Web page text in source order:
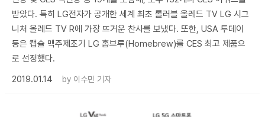
받았다. 특히 LG전자가 공개한 세계 최초 롤러블 올레드 TV LG 시그
니처 올레드 TV R에 가장 뜨거운 찬사를 보냈다. 또한, USA 투데이
등은 캡슐 맥주제조기 LG 홈브루(Homebrew)를 CES 최고 제품으
로 선정했다.
2019.01.14
by 이수민 기자